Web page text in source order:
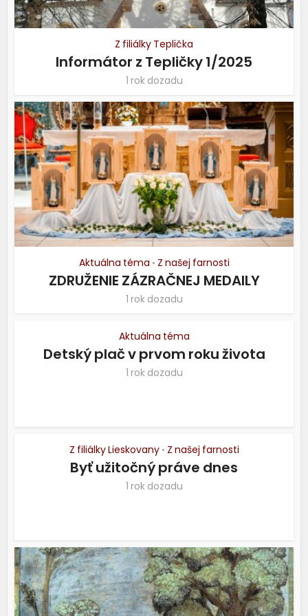
Z filiálky Teplička
Informátor z Tepličky 1/2025
1 rok dozadu
Aktuálna téma • Z našej farnosti
ZDRUŽENIE ZÁZRAČNEJ MEDAILY
1 rok dozadu
Aktuálna téma
Detský plač v prvom roku života
1 rok dozadu
Z filiálky Lieskovany • Z našej farnosti
Byť užitočný práve dnes
1 rok dozadu